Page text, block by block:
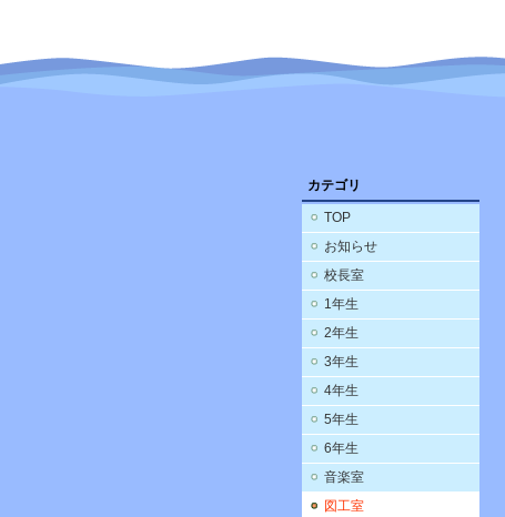
カテゴリ
TOP
お知らせ
校長室
1年生
2年生
3年生
4年生
5年生
6年生
音楽室
図工室